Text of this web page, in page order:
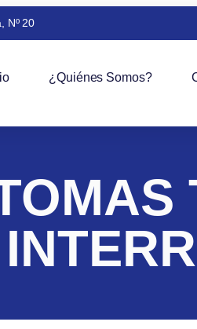
Nº 20
¿Quiénes Somos?